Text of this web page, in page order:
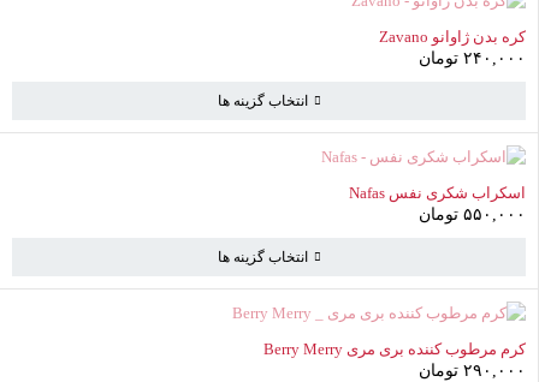
کره بدن ژاوانو Zavano
۲۴۰,۰۰۰ تومان
انتخاب گزینه ها
اسکراب شکری نفس Nafas
۵۵۰,۰۰۰ تومان
انتخاب گزینه ها
کرم مرطوب کننده بری مری Berry Merry
۲۹۰,۰۰۰ تومان سبد خرید خالی است